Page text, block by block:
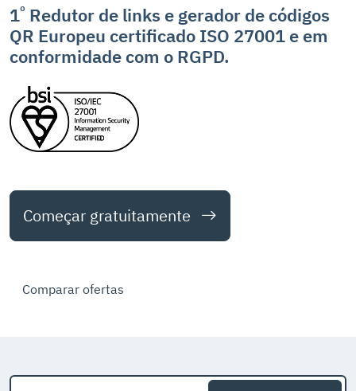
1º Redutor de links e gerador de códigos
QR Europeu certificado ISO 27001 e em
conformidade com o RGPD.
Começar gratuitamente
Comparar ofertas